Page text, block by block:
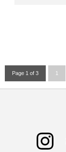
Page 1 of 3 1